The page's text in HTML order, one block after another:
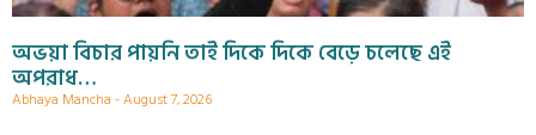
অভয়া বিচার পায়নি তাই দিকে দিকে বেড়ে চলেছে এই
অপরাধ…
Abhaya Mancha August 7, 2026